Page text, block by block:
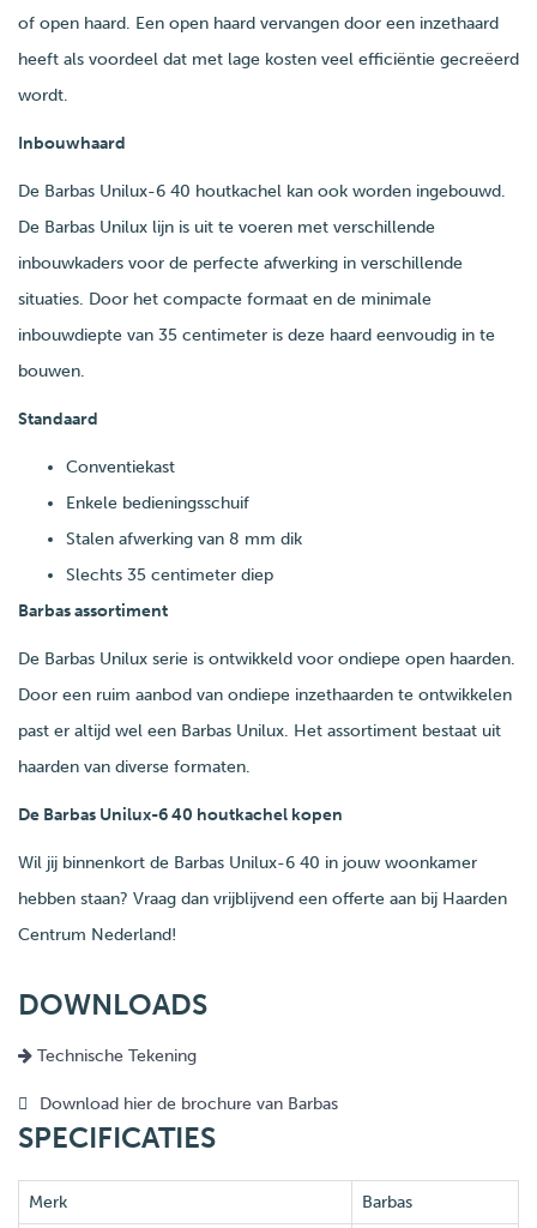
of open haard. Een open haard vervangen door een inzethaard
heeft als voordeel dat met lage kosten veel efficiëntie gecreëerd
wordt.
Inbouwhaard
De Barbas Unilux-6 40 houtkachel kan ook worden ingebouwd.
De Barbas Unilux lijn is uit te voeren met verschillende
inbouwkaders voor de perfecte afwerking in verschillende
situaties. Door het compacte formaat en de minimale
inbouwdiepte van 35 centimeter is deze haard eenvoudig in te
bouwen.
Standaard
Conventiekast
Enkele bedieningsschuif
Stalen afwerking van 8 mm dik
Slechts 35 centimeter diep
Barbas assortiment
De Barbas Unilux serie is ontwikkeld voor ondiepe open haarden.
Door een ruim aanbod van ondiepe inzethaarden te ontwikkelen
past er altijd wel een Barbas Unilux. Het assortiment bestaat uit
haarden van diverse formaten.
De Barbas Unilux-6 40 houtkachel kopen
Wil jij binnenkort de Barbas Unilux-6 40 in jouw woonkamer
hebben staan? Vraag dan vrijblijvend een offerte aan bij Haarden
Centrum Nederland!
DOWNLOADS
Technische Tekening
Download hier de brochure van Barbas
SPECIFICATIES
Merk Barbas